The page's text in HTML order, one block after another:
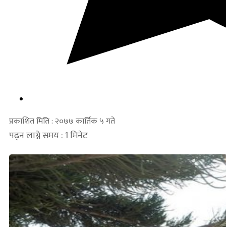
प्रकाशित मिति : २०७७ कार्तिक ५ गते
पढ्न लाग्ने समय : 1 मिनेट